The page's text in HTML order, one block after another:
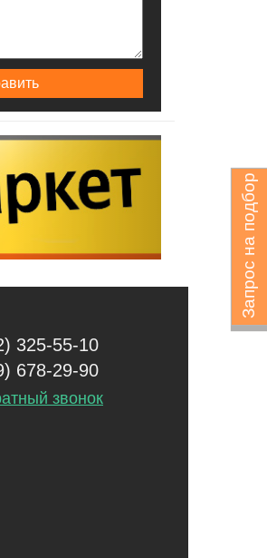
Запрос на подбор
325-55-10
678-29-90
звонок